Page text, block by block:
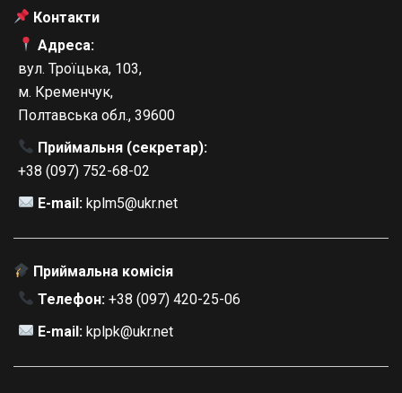
Контакти
Адреса:
вул. Троїцька, 103,
м. Кременчук,
Полтавська обл., 39600
Приймальня (секретар):
+38 (097) 752-68-02
E-mail: kplm5@ukr.net
Приймальна комісія
Телефон: +38 (097) 420-25-06
E-mail: kplpk@ukr.net